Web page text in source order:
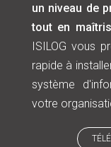
un niveau de
tout en
ISILOG vous
rapide à
système
votre